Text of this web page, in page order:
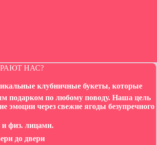
НАС?
клубничные букеты, которые
подарком по любому поводу. Наша цель
эмоции через свежие ягоды безупречного
и физ. лицами.
до двери